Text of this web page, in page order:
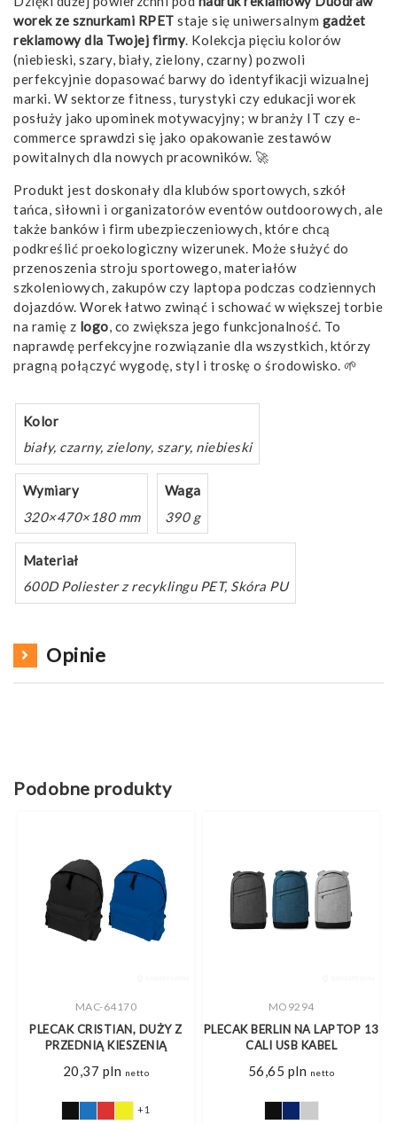
worek ze sznurkami RPET staje się uniwersalnym gadżet
reklamowydla Twojej firmy. Kolekcja pięciu kolorów
(niebieski, szary, biały, zielony, czarny) pozwoli
perfekcyjnie dopasować barwy do identyfikacji wizualnej
marki. W sektorze fitness, turystyki czy edukacji worek
posłuży jako upominek motywacyjny; w branży IT czy e-
commerce sprawdzi się jako opakowanie zestawów
powitalnych dla nowych pracowników. 🚀
Produkt jest doskonały dla klubów sportowych, szkół
tańca, siłowni i organizatorów eventów outdoorowych, ale
także banków i firm ubezpieczeniowych, które chcą
podkreślić proekologiczny wizerunek. Może służyć do
przenoszenia stroju sportowego, materiałów
szkoleniowych, zakupów czy laptopa podczas codziennych
dojazdów. Worek łatwo zwinąć i schować w większej torbie
na ramię z logo, co zwiększa jego funkcjonalność. To
naprawdę perfekcyjne rozwiązanie dla wszystkich, którzy
pragną połączyć wygodę, styl i troskę o środowisko. 🌱
Kolor
biały, czarny, zielony, szary, niebieski
Wymiary
320×470×180 mm
Waga
390 g
Materiał
600D Poliester z recyklingu PET, Skóra PU
Opinie
Podobne produkty
MAC-64170
PLECAK CRISTIAN, DUŻY Z
PRZEDNIĄ KIESZENIĄ
20,37 pln netto
+1
MO9294
PLECAK BERLIN NA LAPTOP 13
CALI USB KABEL
56,65 pln netto